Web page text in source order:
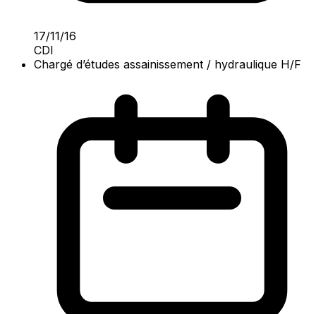
17/11/16
CDI
Chargé d’études assainissement / hydraulique H/F